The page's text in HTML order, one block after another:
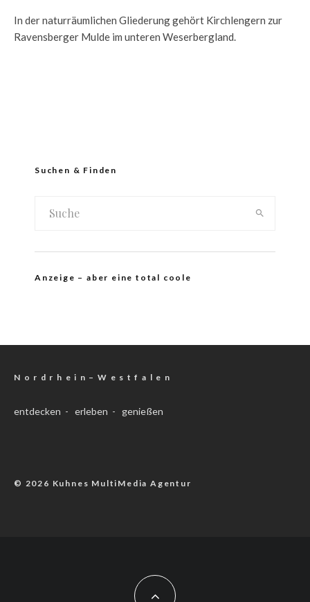
In der naturräumlichen Gliederung gehört Kirchlengern zur
Ravensberger Mulde im unteren Weserbergland.
Suchen & Finden
Anzeige – aber eine total coole
N o r d r h e i n – W e s t f a l e n
entdecken - erleben - genießen
© 2026 Kuhnes MultiMedia Agentur